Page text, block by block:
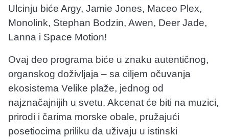
Ulcinju biće Argy, Jamie Jones, Maceo Plex,
Monolink, Stephan Bodzin, Awen, Deer Jade,
Lanna i Space Motion!
Ovaj deo programa biće u znaku autentičnog,
organskog doživljaja – sa ciljem očuvanja
ekosistema Velike plaže, jednog od
najznačajnijih u svetu. Akcenat će biti na muzici,
prirodi i čarima morske obale, pružajući
posetiocima priliku da uživaju u istinski